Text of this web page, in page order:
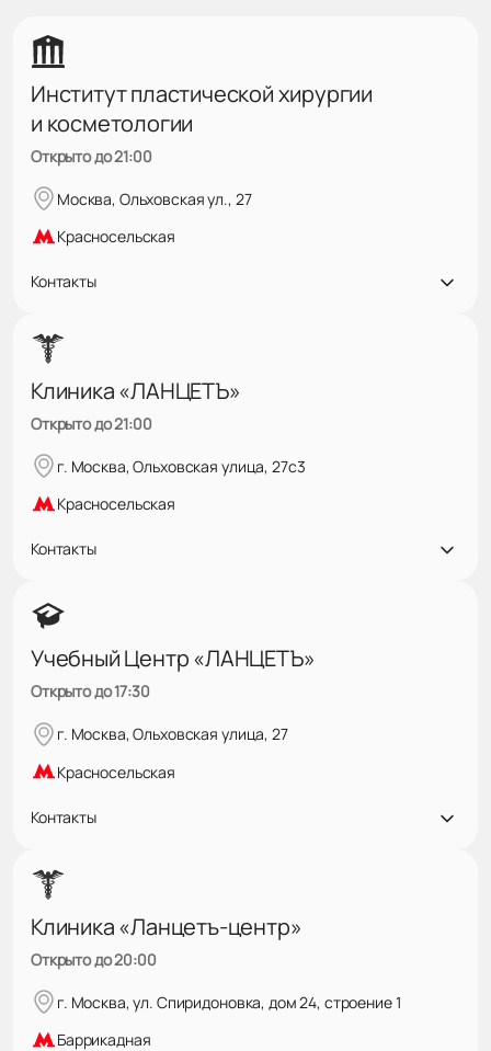
Институт пластической хирургии
и косметологии
Открыто до 21:00
Москва, Ольховская ул., 27
Красносельская
Контакты
Клиника «ЛАНЦЕТЪ»
Открыто до 21:00
г. Москва, Ольховская улица, 27с3
Красносельская
Контакты
Учебный Центр «ЛАНЦЕТЪ»
Открыто до 17:30
г. Москва, Ольховская улица, 27
Красносельская
Контакты
Клиника «Ланцетъ-центр»
Открыто до 20:00
г. Москва, ул. Спиридоновка, дом 24, строение 1
Баррикадная